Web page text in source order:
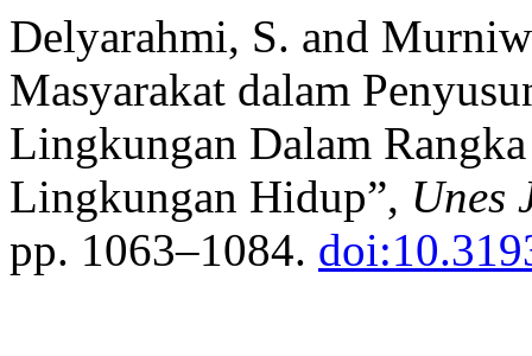
Delyarahmi, S. and
Masyarakat dalam
Lingkungan Dalam
Lingkungan Hidup”, Unes
pp. 1063–1084.